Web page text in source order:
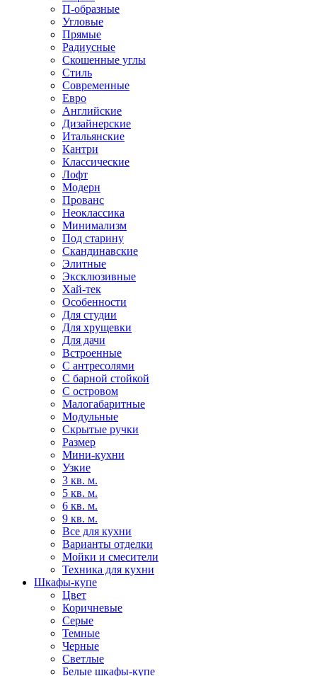
П-образные
Угловые
Прямые
Радиусные
Скошенные углы
Стиль
Современные
Евро
Английские
Дизайнерские
Итальянские
Кантри
Классические
Лофт
Модерн
Прованс
Неоклассика
Минимализм
Под старину
Скандинавские
Элитные
Эксклюзивные
Хай-тек
Особенности
Для студии
Для хрущевки
Для дачи
Встроенные
С антресолями
С барной стойкой
С островом
Малогабаритные
Модульные
Скрытые ручки
Размер
Мини-кухни
Узкие
3 кв. м.
5 кв. м.
6 кв. м.
9 кв. м.
Все для кухни
Варианты отделки
Мойки и смесители
Техника для кухни
Шкафы-купе
Цвет
Коричневые
Серые
Темные
Черные
Светлые
Белые шкафы-купе